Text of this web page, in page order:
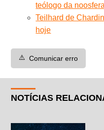
teólogo da noosfera
Teilhard de
hoje
⚠️ Comunicar erro
NOTÍCIAS